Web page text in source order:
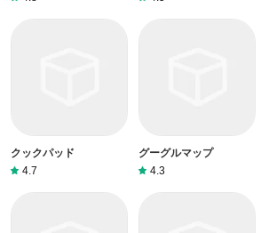
クックパッド
4.7
グーグルマップ
4.3